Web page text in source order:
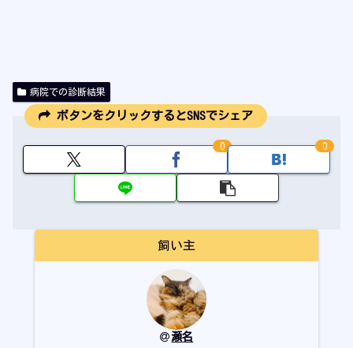
病院での診断結果
ボタンをクリックするとSNSでシェア
0 0
飼い主
瀬名